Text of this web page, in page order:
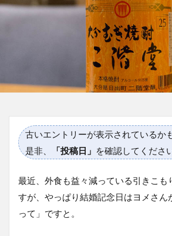
古いエントリーが表示されているか
是非、
「投稿日」 を確認してくださ
最近、外食も益々減っている引きこも
すが、やっぱり結婚記念日はヨメさん
って」ですと。